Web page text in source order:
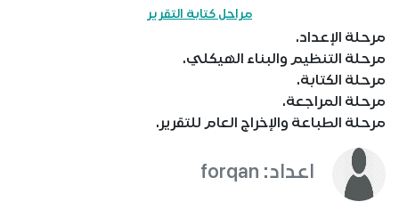
مراحل كتابة التقرير
مرحلة الإعداد.
مرحلة التنظيم والبناء الهيكلي.
مرحلة الكتابة.
مرحلة المراجعة.
مرحلة الطباعة والإخراج العام للتقرير.
اعداد: forqan